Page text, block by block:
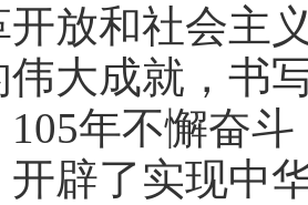
开放和社会主
伟大成就，书
105年不懈奋
开辟了实现中